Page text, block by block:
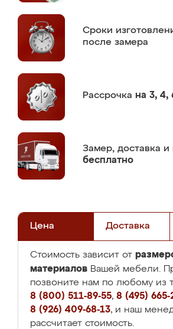
Сроки
после замера
Рассрочка на 3, 4,
Замер, доставка
бесплатно
Цена Доставка
Стоимость зависит от
материалов Вашей мебели.
позвоните нам по любому из
8 (800) 511-89-55, 8 (495) 665-
8 (926) 409-68-13, и наш
рассчитает стоимость.